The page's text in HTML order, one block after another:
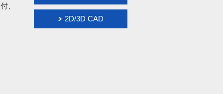
、
2D/3D CAD